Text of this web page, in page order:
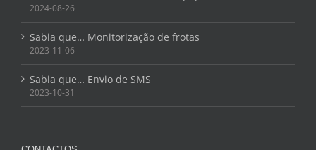
2024-08-26
Sabia que… Monitorização de frotas
2023-11-06
Sabia que… Envio de SMS
2023-10-31